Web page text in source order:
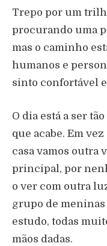
Trepo por um
procurando uma
mas o caminho
humanos e
sinto confortável
O dia está a ser
que acabe. Em
casa vamos outra
principal, por
o ver com outra
grupo de
estudo, todas
mãos dadas.